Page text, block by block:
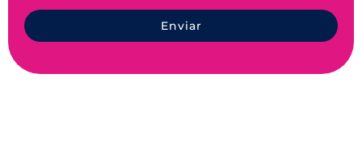
Enviar